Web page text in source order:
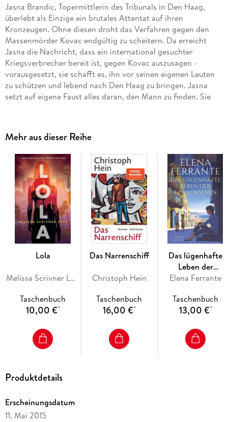
Jasna Brandic, Topermittlerin des Tribunals in Den Haag,
überlebt als Einzige ein brutales Attentat auf ihren
Kronzeugen. Ohne diesen droht das Verfahren gegen den
Massenmörder Kovac endgültig zu scheitern. Da erreicht
Jasna die Nachricht, dass ein international gesuchter
Kriegsverbrecher bereit ist, gegen Kovac auszusagen -
vorausgesetzt, sie schafft es, ihn vor seinen eigenen Leuten
zu schützen und lebend nach Den Haag zu bringen. Jasna
setzt auf eigene Faust alles daran, den Mann zu finden. Sie
wegen Massenmordes angeklagt. Jasna Brandic,
Topermittlerin einer internationalen Spezialeinheit, hat
endlich einen Kronzeugen aufgespürt, der Kovac Schuld
eindeutig belegen kann. Am Tag der Verhandlung bringt ein
Attentat alles zum Scheitern. Jasna steht vor einem
Scherbenhaufen. Da erreicht sie die Nachricht, dass jemand
aus Kovac engstem Kreis bereit ist, gegen seinen ehemaligen
Weggefährten auszusagen - vorausgesetzt, Jasna schafft es,
ihn lebend aus Serbien herauszubekommen. Sofort reist
Jasna nach Belgrad. Gegen den Willen ihrer Vorgesetzten
und verfolgt von Kovac Anhängern versucht sie, den Mann
zu finden und vor das Tribunal zu bringen. Noch ahnt sie
nicht, dass sie Teil eines perfiden Spiels ist.
Mehr aus dieser Reihe
Lola
Melissa Scrivner Love
Taschenbuch
10,00 €*
Das Narrenschiff
Christoph Hein
Taschenbuch
16,00 €*
Das lügenhafte
Leben der
Erwachsenen
Elena Ferrante
Taschenbuch
13,00 €*
Produktdetails
Erscheinungsdatum
11. Mai 2015